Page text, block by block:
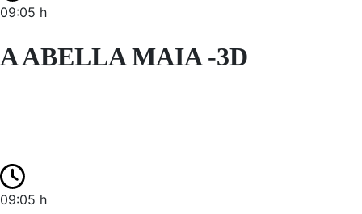
09:05 h
A ABELLA MAIA -3D
09:05 h